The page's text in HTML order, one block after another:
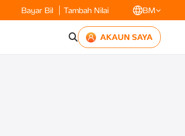
Bayar Bil Tambah Nilai BM
AKAUN SAYA